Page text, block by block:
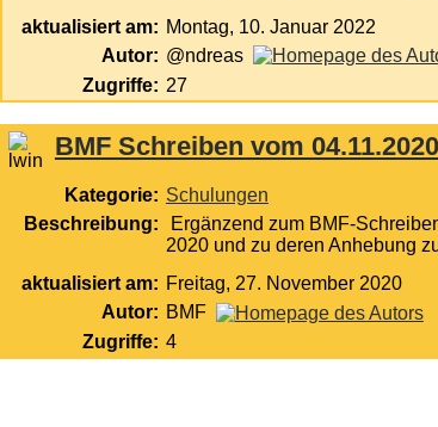
aktualisiert am: Montag, 10. Januar 2022
Autor: @ndreas
Zugriffe: 27
BMF Schreiben vom 04.11.2020
Kategorie: Schulungen
Beschreibung:
Ergänzend zum BMF-
2020 und zu deren Anhebung
aktualisiert am: Freitag, 27. November 2020
Autor: BMF
Zugriffe: 4